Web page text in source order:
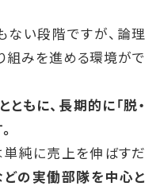
ない段階ですが、論理
組みを進める環境がで
もに、長期的に「脱・
純に売上を伸ばすだ
の実働部隊を中心と